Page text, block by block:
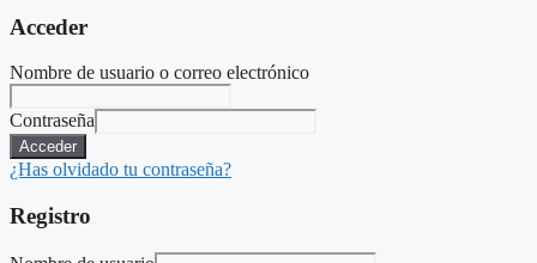
Acceder
Nombre de usuario o correo electrónico
Contraseña
Acceder
¿Has olvidado tu contraseña?
Registro